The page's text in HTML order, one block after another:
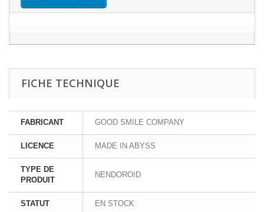
FICHE TECHNIQUE
FABRICANT GOOD SMILE COMPANY
LICENCE MADE IN ABYSS
TYPE DE
PRODUIT
NENDOROID
STATUT EN STOCK